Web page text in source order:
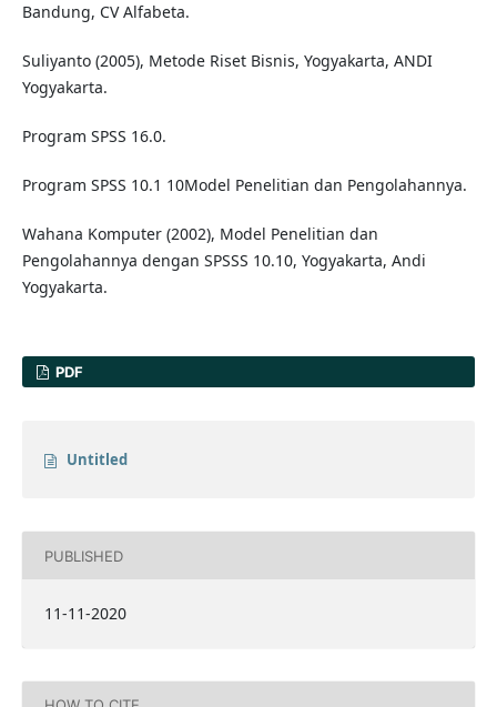
Bandung, CV Alfabeta.
Suliyanto (2005), Metode Riset Bisnis, Yogyakarta, ANDI
Yogyakarta.
Program SPSS 16.0.
Program SPSS 10.1 10Model Penelitian dan Pengolahannya.
Wahana Komputer (2002), Model Penelitian dan
Pengolahannya dengan SPSSS 10.10, Yogyakarta, Andi
Yogyakarta.
PDF
Untitled
PUBLISHED
11-11-2020